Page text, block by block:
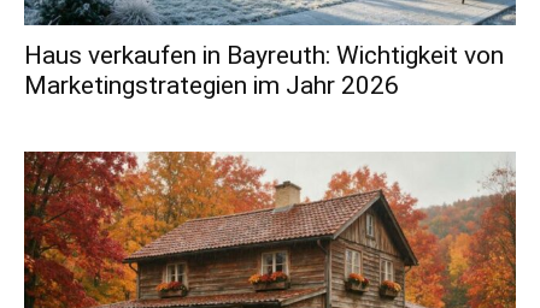
Haus verkaufen in Bayreuth: Wichtigkeit von
Marketingstrategien im Jahr 2026